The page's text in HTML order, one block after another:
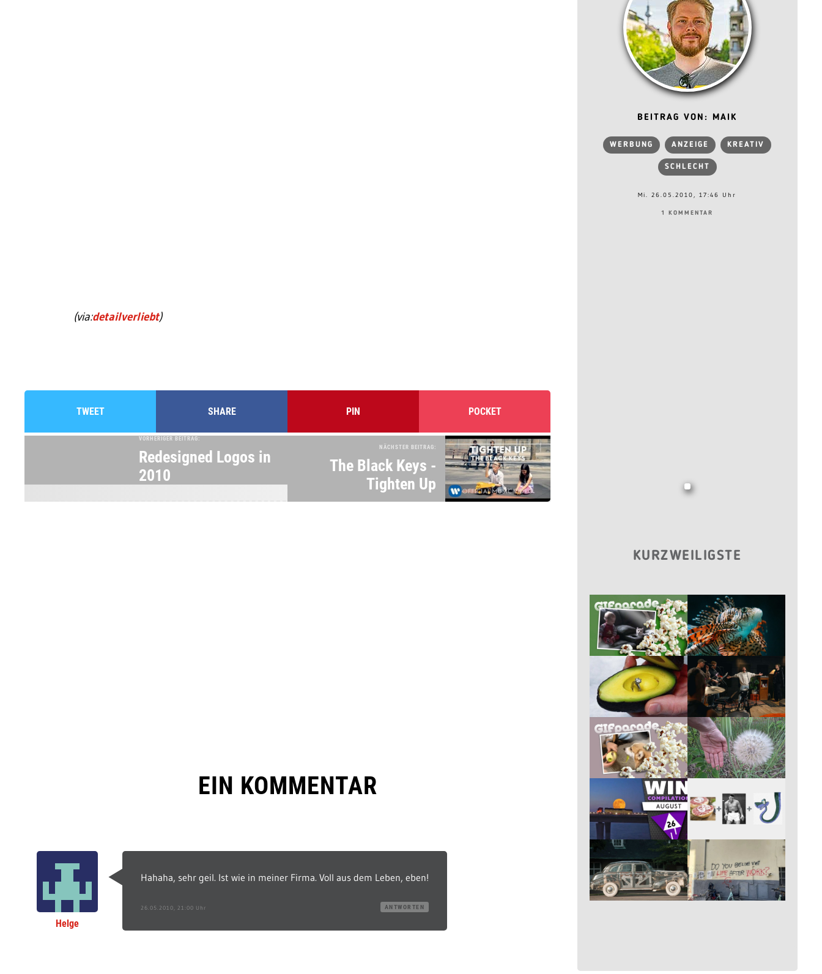
(via:detailverliebt)
TWEET SHARE PIN POCKET
VORHERIGER BEITRAG:
Redesigned Logos in
2010
NÄCHSTER BEITRAG:
The Black Keys -
Tighten Up
EIN KOMMENTAR
Helge
Hahaha, sehr geil. Ist wie in meiner Firma. Voll aus dem Leben, eben!
26.05.2010, 21:00 Uhr ANTWORTEN
BEITRAG VON: MAIK
WERBUNG ANZEIGE KREATIV
SCHLECHT
Mi. 26.05.2010, 17:46 Uhr
1 KOMMENTAR
KURZWEILIGSTE